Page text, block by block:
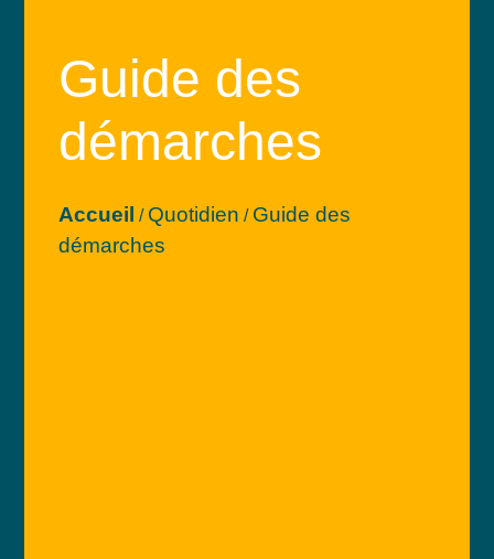
Guide des
démarches
Accueil / Quotidien / Guide des
démarches